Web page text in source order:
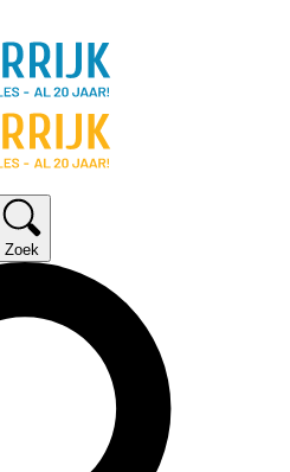
Zoek